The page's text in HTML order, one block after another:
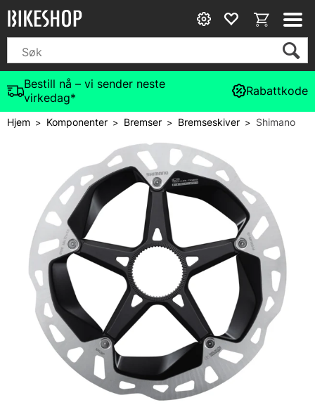
Bestill nå – vi sender neste
virkedag*
Rabattkode
Hjem> Komponenter> Bremser> Bremseskiver> Shimano